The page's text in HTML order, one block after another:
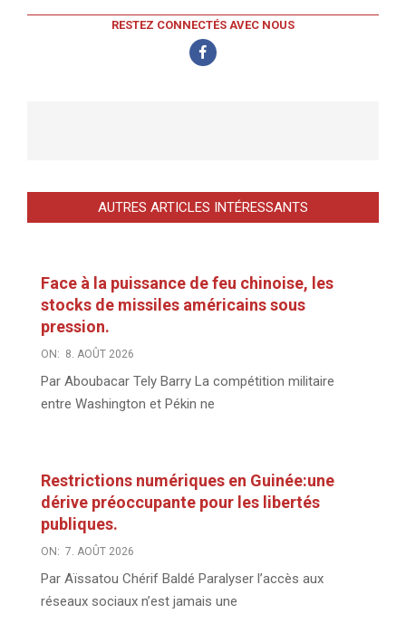
RESTEZ CONNECTÉS AVEC NOUS
AUTRES ARTICLES INTÉRESSANTS
Face à la puissance de feu chinoise, les
stocks de missiles américains sous
pression.
ON: 8. AOÛT 2026
Par Aboubacar Tely Barry La compétition militaire
entre Washington et Pékin ne
Restrictions numériques en Guinée:une
dérive préoccupante pour les libertés
publiques.
ON: 7. AOÛT 2026
Par Aïssatou Chérif Baldé Paralyser l’accès aux
réseaux sociaux n’est jamais une